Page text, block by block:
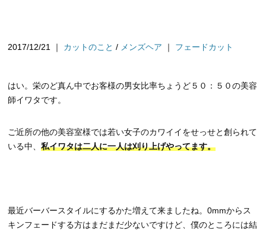
2017/12/21 ｜ カットのこと / メンズヘア ｜ フェードカット
はい。栄のど真ん中でお客様の男女比率ちょうど５０：５０の美容
師イワタです。
ご近所の他の美容室様では若い女子のカワイイをせっせと創られて
いる中、私イワタは二人に一人は刈り上げやってます。
最近バーバースタイルにするかた増えて来ましたね。0mmからス
キンフェードする方はまだまだ少ないですけど、僕のところには結